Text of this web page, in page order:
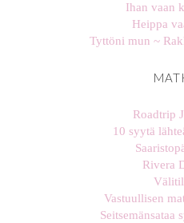
Ihan vaan
Heippa
Tyttöni mun ~
Roadtrip
10 syytä
Rivera
Vastuullisen
Seitsemänsataa